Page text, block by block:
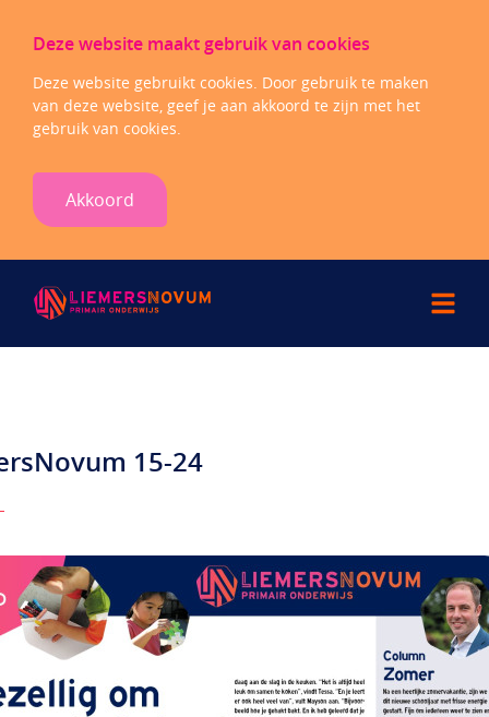
Deze website maakt gebruik van cookies
Deze website gebruikt cookies. Door gebruik te maken
van deze website, geef je aan akkoord te zijn met het
gebruik van cookies.
Akkoord
15-24